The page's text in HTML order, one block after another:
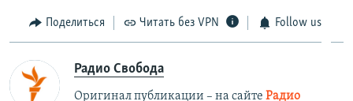
Поделиться Читать без VPN Follow us
Радио Свобода
Оригинал публикации – на сайте Радио